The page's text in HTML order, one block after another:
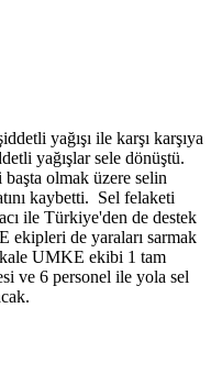
yağışı ile karşı karşıya
yağışlar sele dönüştü.
olmak üzere selin
kaybetti. Sel felaketi
ile Türkiye'den de destek
ekipleri de yaraları sarmak
UMKE ekibi 1 tam
ve 6 personel ile yola sel